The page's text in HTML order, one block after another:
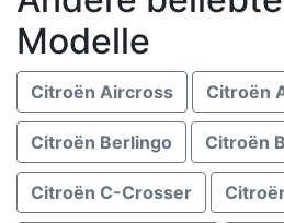
Modelle
Citroën Aircross Citroën
Citroën Berlingo Citroën
Citroën C-Crosser